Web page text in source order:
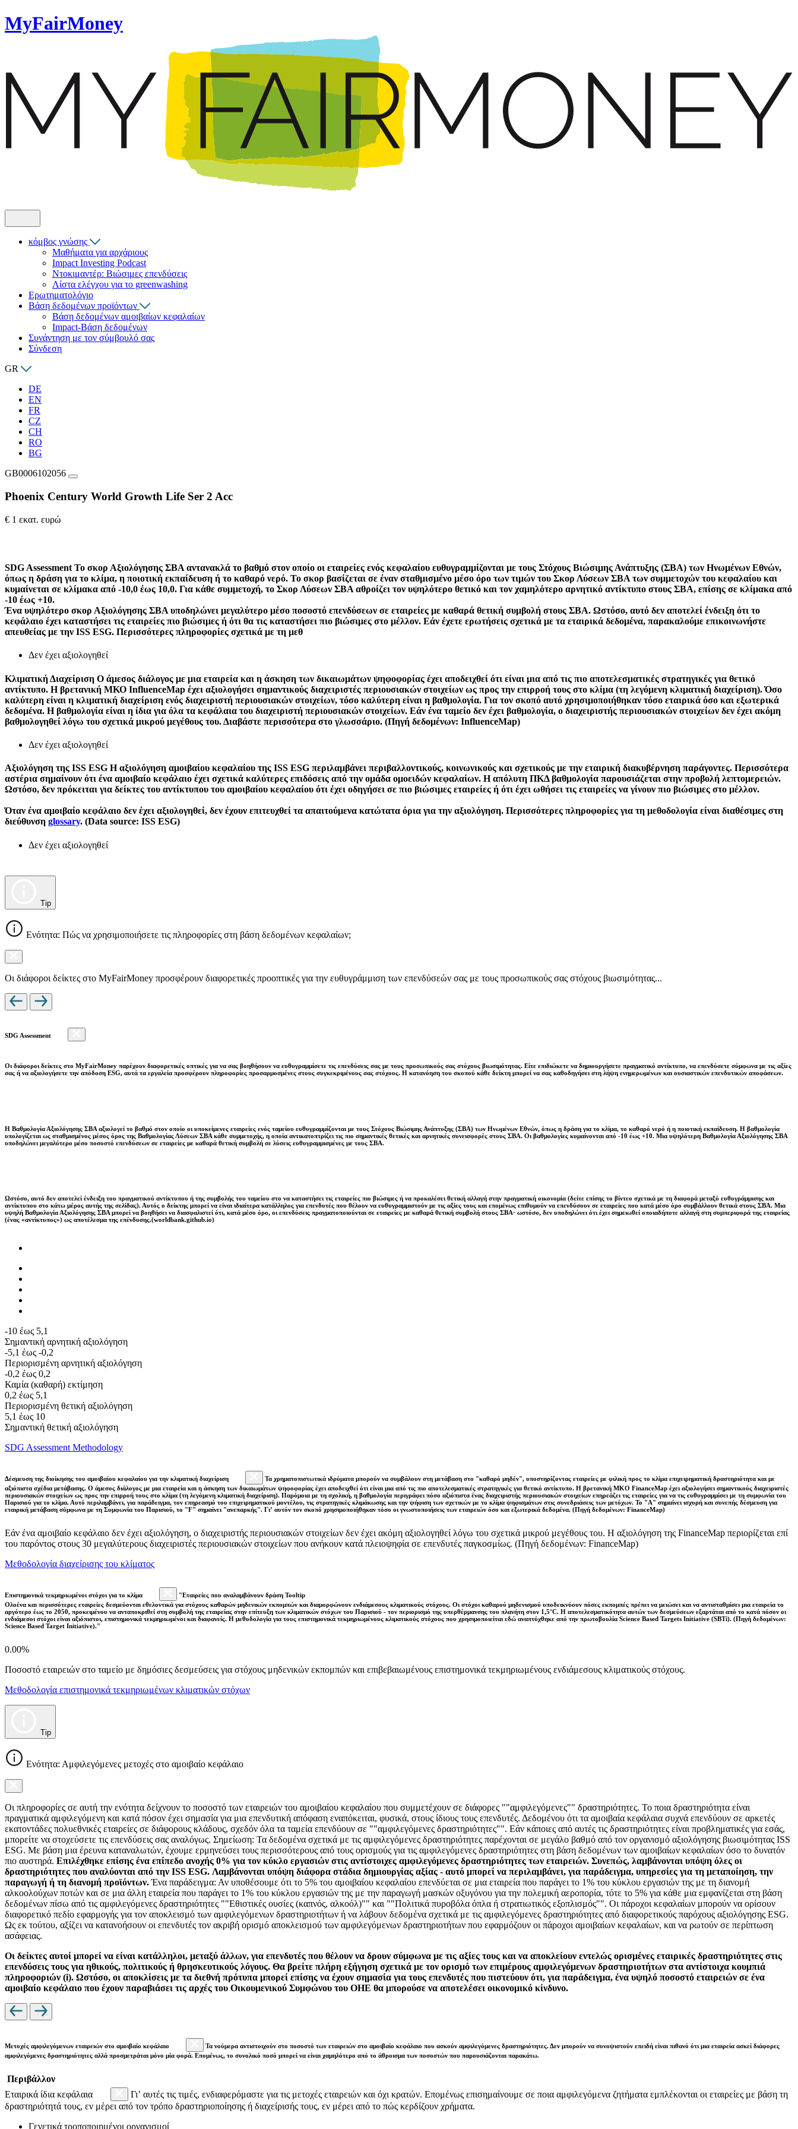
MyFairMoney
κόμβος γνώσης
Μαθήματα για αρχάριους
Impact Investing Podcast
Ντοκιμαντέρ: Βιώσιμες επενδύσεις
Λίστα ελέγχου για το greenwashing
Ερωτηματολόγιο
Βάση δεδομένων προϊόντων
Βάση δεδομένων αμοιβαίων κεφαλαίων
Impact-Βάση δεδομένων
Συνάντηση με τον σύμβουλό σας
Σύνδεση
GR
DE
EN
FR
CZ
CH
RO
BG
GB0006102056
Phoenix Century World Growth Life Ser 2 Acc
€ 1 εκατ. ευρώ
SDG Assessment Το σκορ Αξιολόγησης ΣΒΑ αντανακλά το βαθμό στον οποίο οι εταιρείες ενός κεφαλαίου ευθυγραμμίζονται με τους Στόχους Βιώσιμης Ανάπτυξης (ΣΒΑ) των Ηνωμένων Εθνών,
όπως η δράση για το κλίμα, η ποιοτική εκπαίδευση ή το καθαρό νερό. Το σκορ βασίζεται σε έναν σταθμισμένο μέσο όρο των τιμών του Σκορ Λύσεων ΣΒΑ των συμμετοχών του κεφαλαίου και
κυμαίνεται σε κλίμακα από -10,0 έως 10,0. Για κάθε συμμετοχή, το Σκορ Λύσεων ΣΒΑ αθροίζει τον υψηλότερο θετικό και τον χαμηλότερο αρνητικό αντίκτυπο στους ΣΒΑ, επίσης σε κλίμακα από
-10 έως +10.
Ένα υψηλότερο σκορ Αξιολόγησης ΣΒΑ υποδηλώνει μεγαλύτερο μέσο ποσοστό επενδύσεων σε εταιρείες με καθαρά θετική συμβολή στους ΣΒΑ. Ωστόσο, αυτό δεν αποτελεί ένδειξη ότι το
κεφάλαιο έχει καταστήσει τις εταιρείες πιο βιώσιμες ή ότι θα τις καταστήσει πιο βιώσιμες στο μέλλον. Εάν έχετε ερωτήσεις σχετικά με τα εταιρικά δεδομένα, παρακαλούμε επικοινωνήστε
απευθείας με την ISS ESG. Περισσότερες πληροφορίες σχετικά με τη μεθ
Δεν έχει αξιολογηθεί
Κλιματική Διαχείριση Ο άμεσος διάλογος με μια εταιρεία και η άσκηση των δικαιωμάτων ψηφοφορίας έχει αποδειχθεί ότι είναι μια από τις πιο αποτελεσματικές στρατηγικές για θετικό
αντίκτυπο. Η βρετανική ΜΚΟ InfluenceMap έχει αξιολογήσει σημαντικούς διαχειριστές περιουσιακών στοιχείων ως προς την επιρροή τους στο κλίμα (τη λεγόμενη κλιματική διαχείριση). Όσο
καλύτερη είναι η κλιματική διαχείριση ενός διαχειριστή περιουσιακών στοιχείων, τόσο καλύτερη είναι η βαθμολογία. Για τον σκοπό αυτό χρησιμοποιήθηκαν τόσο εταιρικά όσο και εξωτερικά
δεδομένα. Η βαθμολογία είναι η ίδια για όλα τα κεφάλαια του διαχειριστή περιουσιακών στοιχείων. Εάν ένα ταμείο δεν έχει βαθμολογία, ο διαχειριστής περιουσιακών στοιχείων δεν έχει ακόμη
βαθμολογηθεί λόγω του σχετικά μικρού μεγέθους του. Διαβάστε περισσότερα στο γλωσσάριο. (Πηγή δεδομένων: InfluenceMap)
Δεν έχει αξιολογηθεί
Αξιολόγηση της ISS ESG Η αξιολόγηση αμοιβαίου κεφαλαίου της ISS ESG περιλαμβάνει περιβαλλοντικούς, κοινωνικούς και σχετικούς με την εταιρική διακυβέρνηση παράγοντες. Περισσότερα
αστέρια σημαίνουν ότι ένα αμοιβαίο κεφάλαιο έχει σχετικά καλύτερες επιδόσεις από την ομάδα ομοειδών κεφαλαίων. Η απόλυτη ΠΚΔ βαθμολογία παρουσιάζεται στην προβολή λεπτομερειών.
Ωστόσο, δεν πρόκειται για δείκτες του αντίκτυπου του αμοιβαίου κεφαλαίου ότι έχει οδηγήσει σε πιο βιώσιμες εταιρείες ή ότι έχει ωθήσει τις εταιρείες να γίνουν πιο βιώσιμες στο μέλλον.
Όταν ένα αμοιβαίο κεφάλαιο δεν έχει αξιολογηθεί, δεν έχουν επιτευχθεί τα απαιτούμενα κατώτατα όρια για την αξιολόγηση. Περισσότερες πληροφορίες για τη μεθοδολογία είναι διαθέσιμες στη
διεύθυνση glossary. (Data source: ISS ESG)
Δεν έχει αξιολογηθεί
Tip
Ενότητα: Πώς να χρησιμοποιήσετε τις πληροφορίες στη βάση δεδομένων κεφαλαίων;
Οι διάφοροι δείκτες στο MyFairMoney προσφέρουν διαφορετικές προοπτικές για την ευθυγράμμιση των επενδύσεών σας με τους προσωπικούς σας στόχους βιωσιμότητας...
SDG Assessment
Οι διάφοροι δείκτες στο MyFairMoney παρέχουν διαφορετικές οπτικές για να σας βοηθήσουν να ευθυγραμμίσετε τις επενδύσεις σας με τους προσωπικούς σας στόχους βιωσιμότητας. Είτε επιδιώκετε να δημιουργήσετε πραγματικό αντίκτυπο, να επενδύσετε σύμφωνα με τις αξίες
σας ή να αξιολογήσετε την απόδοση ESG, αυτά τα εργαλεία προσφέρουν πληροφορίες προσαρμοσμένες στους συγκεκριμένους σας στόχους. Η κατανόηση του σκοπού κάθε δείκτη μπορεί να σας καθοδηγήσει στη λήψη ενημερωμένων και ουσιαστικών επενδυτικών αποφάσεων.
Η Βαθμολογία Αξιολόγησης ΣΒΑ αξιολογεί το βαθμό στον οποίο οι υποκείμενες εταιρείες ενός ταμείου ευθυγραμμίζονται με τους Στόχους Βιώσιμης Ανάπτυξης (ΣΒΑ) των Ηνωμένων Εθνών, όπως η δράση για το κλίμα, το καθαρό νερό ή η ποιοτική εκπαίδευση. Η βαθμολογία
υπολογίζεται ως σταθμισμένος μέσος όρος της Βαθμολογίας Λύσεων ΣΒΑ κάθε συμμετοχής, η οποία αντικατοπτρίζει τις πιο σημαντικές θετικές και αρνητικές συνεισφορές στους ΣΒΑ. Οι βαθμολογίες κυμαίνονται από -10 έως +10. Μια υψηλότερη Βαθμολογία Αξιολόγησης ΣΒΑ
υποδηλώνει μεγαλύτερο μέσο ποσοστό επενδύσεων σε εταιρείες με καθαρά θετική συμβολή σε λύσεις ευθυγραμμισμένες με τους ΣΒΑ.
Ωστόσο, αυτό δεν αποτελεί ένδειξη του πραγματικού αντίκτυπου ή της συμβολής του ταμείου στο να καταστήσει τις εταιρείες πιο βιώσιμες ή να προκαλέσει θετική αλλαγή στην πραγματική οικονομία (δείτε επίσης το βίντεο σχετικά με τη διαφορά μεταξύ ευθυγράμμισης και
αντίκτυπου στο κάτω μέρος αυτής της σελίδας). Αυτός ο δείκτης μπορεί να είναι ιδιαίτερα κατάλληλος για επενδυτές που θέλουν να ευθυγραμμιστούν με τις αξίες τους και επομένως επιθυμούν να επενδύσουν σε εταιρείες που κατά μέσο όρο συμβάλλουν θετικά στους ΣΒΑ. Μια
υψηλή Βαθμολογία Αξιολόγησης ΣΒΑ μπορεί να βοηθήσει να διασφαλιστεί ότι, κατά μέσο όρο, οι επενδύσεις πραγματοποιούνται σε εταιρείες με καθαρά θετική συμβολή στους ΣΒΑ· ωστόσο, δεν υποδηλώνει ότι έχει σημειωθεί οποιαδήποτε αλλαγή στη συμπεριφορά της εταιρείας
(ένας «αντίκτυπος») ως αποτέλεσμα της επένδυσης.(worldbank.github.io)
-10 έως 5,1
Σημαντική αρνητική αξιολόγηση
-5,1 έως -0,2
Περιορισμένη αρνητική αξιολόγηση
-0,2 έως 0,2
Καμία (καθαρή) εκτίμηση
0,2 έως 5,1
Περιορισμένη θετική αξιολόγηση
5,1 έως 10
Σημαντική θετική αξιολόγηση
SDG Assessment Methodology
Δέσμευση της διοίκησης του αμοιβαίου κεφαλαίου για την κλιματική διαχείριση
Τα χρηματοπιστωτικά ιδρύματα μπορούν να συμβάλουν στη μετάβαση στο "καθαρό μηδέν", υποστηρίζοντας εταιρείες με φιλική προς το κλίμα επιχειρηματική δραστηριότητα και με
αξιόπιστα σχέδια μετάβασης. Ο άμεσος διάλογος με μια εταιρεία και η άσκηση των δικαιωμάτων ψηφοφορίας έχει αποδειχθεί ότι είναι μια από τις πιο αποτελεσματικές στρατηγικές για θετικό αντίκτυπο. Η βρετανική ΜΚΟ FinanceMap έχει αξιολογήσει σημαντικούς διαχειριστές
περιουσιακών στοιχείων ως προς την επιρροή τους στο κλίμα (τη λεγόμενη κλιματική διαχείριση). Παρόμοια με τη σχολική, η βαθμολογία περιγράφει πόσο αξιόπιστα ένας διαχειριστής περιουσιακών στοιχείων επηρεάζει τις εταιρείες για να τις ευθυγραμμίσει με τη συμφωνία του
Παρισιού για το κλίμα. Αυτό περιλαμβάνει, για παράδειγμα, τον επηρεασμό του επιχειρηματικού μοντέλου, τις στρατηγικές κλιμάκωσης και την ψήφιση των σχετικών με το κλίμα ψηφισμάτων στις συνεδριάσεις των μετόχων. Το "Α" σημαίνει ισχυρή και συνεπής δέσμευση για
εταιρική μετάβαση σύμφωνα με τη Συμφωνία του Παρισιού, το "F" σημαίνει "ανεπαρκής". Γι’ αυτόν τον σκοπό χρησιμοποιήθηκαν τόσο οι γνωστοποιήσεις των εταιρειών όσο και εξωτερικά δεδομένα. (Πηγή δεδομένων: FinanceMap)
Εάν ένα αμοιβαίο κεφάλαιο δεν έχει αξιολόγηση, ο διαχειριστής περιουσιακών στοιχείων δεν έχει ακόμη αξιολογηθεί λόγω του σχετικά μικρού μεγέθους του. Η αξιολόγηση της FinanceMap περιορίζεται επί
του παρόντος στους 30 μεγαλύτερους διαχειριστές περιουσιακών στοιχείων που ανήκουν κατά πλειοψηφία σε επενδυτές παγκοσμίως. (Πηγή δεδομένων: FinanceMap)
Μεθοδολογία διαχείρισης του κλίματος
Επιστημονικά τεκμηριωμένοι στόχοι για το κλίμα
"Εταιρείες που αναλαμβάνουν δράση Tooltip
Ολοένα και περισσότερες εταιρείες δεσμεύονται εθελοντικά για στόχους καθαρών μηδενικών εκπομπών και διαμορφώνουν ενδιάμεσους κλιματικούς στόχους. Οι στόχοι καθαρού μηδενισμού υποδεικνύουν πόσες εκπομπές πρέπει να μειώσει και να αντισταθμίσει μια εταιρεία το
αργότερο έως το 2050, προκειμένου να ανταποκριθεί στη συμβολή της εταιρείας στην επίτευξη των κλιματικών στόχων του Παρισιού - τον περιορισμό της υπερθέρμανσης του πλανήτη στον 1,5°C. Η αποτελεσματικότητα αυτών των δεσμεύσεων εξαρτάται από το κατά πόσον οι
ενδιάμεσοι στόχοι είναι αξιόπιστοι, επιστημονικά τεκμηριωμένοι και διαφανείς. Η μεθοδολογία για τους επιστημονικά τεκμηριωμένους κλιματικούς στόχους που χρησιμοποιείται εδώ αναπτύχθηκε από την πρωτοβουλία Science Based Targets Initiative (SBTi). (Πηγή δεδομένων:
Science Based Target Initiative)."
0.00%
Ποσοστό εταιρειών στο ταμείο με δημόσιες δεσμεύσεις για στόχους μηδενικών εκπομπών και επιβεβαιωμένους επιστημονικά τεκμηριωμένους ενδιάμεσους κλιματικούς στόχους.
Μεθοδολογία επιστημονικά τεκμηριωμένων κλιματικών στόχων
Tip
Ενότητα: Αμφιλεγόμενες μετοχές στο αμοιβαίο κεφάλαιο
Οι πληροφορίες σε αυτή την ενότητα δείχνουν το ποσοστό των εταιρειών του αμοιβαίου κεφαλαίου που συμμετέχουν σε διάφορες ""αμφιλεγόμενες"" δραστηριότητες. Το ποια δραστηριότητα είναι
πραγματικά αμφιλεγόμενη και κατά πόσον έχει σημασία για μια επενδυτική απόφαση εναπόκειται, φυσικά, στους ίδιους τους επενδυτές. Δεδομένου ότι τα αμοιβαία κεφάλαια συχνά επενδύουν σε αρκετές
εκατοντάδες πολυεθνικές εταιρείες σε διάφορους κλάδους, σχεδόν όλα τα ταμεία επενδύουν σε ""αμφιλεγόμενες δραστηριότητες"". Εάν κάποιες από αυτές τις δραστηριότητες είναι προβληματικές για εσάς,
μπορείτε να στοχεύσετε τις επενδύσεις σας αναλόγως. Σημείωση: Τα δεδομένα σχετικά με τις αμφιλεγόμενες δραστηριότητες παρέχονται σε μεγάλο βαθμό από τον οργανισμό αξιολόγησης βιωσιμότητας ISS
ESG. Με βάση μια έρευνα καταναλωτών, έχουμε ερμηνεύσει τους περισσότερους από τους ορισμούς για τις αμφιλεγόμενες δραστηριότητες στη βάση δεδομένων των αμοιβαίων κεφαλαίων όσο το δυνατόν
πιο αυστηρά. Επιλέχθηκε επίσης ένα επίπεδο ανοχής 0% για τον κύκλο εργασιών στις αντίστοιχες αμφιλεγόμενες δραστηριότητες των εταιρειών. Συνεπώς, λαμβάνονται υπόψη όλες οι
δραστηριότητες που αναλύονται από την ISS ESG. Λαμβάνονται υπόψη διάφορα στάδια δημιουργίας αξίας - αυτό μπορεί να περιλαμβάνει, για παράδειγμα, υπηρεσίες για τη μεταποίηση, την
παραγωγή ή τη διανομή προϊόντων.Ένα παράδειγμα: Αν υποθέσουμε ότι το 5% του αμοιβαίου κεφαλαίου επενδύεται σε μια εταιρεία που παράγει το 1% του κύκλου εργασιών της με τη διανομή
αλκοολούχων ποτών και σε μια άλλη εταιρεία που παράγει το 1% του κύκλου εργασιών της με την παραγωγή μασκών οξυγόνου για την πολεμική αεροπορία, τότε το 5% για κάθε μια εμφανίζεται στη βάση
δεδομένων πίσω από τις αμφιλεγόμενες δραστηριότητες ""Εθιστικές ουσίες (καπνός, αλκοόλ)"" και ""Πολιτικά πυροβόλα όπλα ή στρατιωτικός εξοπλισμός"". Οι πάροχοι κεφαλαίων μπορούν να ορίσουν
διαφορετικό πεδίο εφαρμογής για τον αποκλεισμό των αμφιλεγόμενων δραστηριοτήτων ή να λάβουν δεδομένα σχετικά με τις αμφιλεγόμενες δραστηριότητες από διαφορετικούς παρόχους αξιολόγησης ESG.
Ως εκ τούτου, αξίζει να κατανοήσουν οι επενδυτές τον ακριβή ορισμό αποκλεισμού των αμφιλεγόμενων δραστηριοτήτων που εφαρμόζουν οι πάροχοι αμοιβαίων κεφαλαίων, και να ρωτούν σε περίπτωση
ασάφειας.
Οι δείκτες αυτοί μπορεί να είναι κατάλληλοι, μεταξύ άλλων, για επενδυτές που θέλουν να δρουν σύμφωνα με τις αξίες τους και να αποκλείουν εντελώς ορισμένες εταιρικές δραστηριότητες στις
επενδύσεις τους για ηθικούς, πολιτικούς ή θρησκευτικούς λόγους. Θα βρείτε πλήρη εξήγηση σχετικά με τον ορισμό των επιμέρους αμφιλεγόμενων δραστηριοτήτων στα αντίστοιχα κουμπιά
πληροφοριών (i). Ωστόσο, οι αποκλίσεις με τα διεθνή πρότυπα μπορεί επίσης να έχουν σημασία για τους επενδυτές που πιστεύουν ότι, για παράδειγμα, ένα υψηλό ποσοστό εταιρειών σε ένα
αμοιβαίο κεφάλαιο που έχουν παραβιάσει τις αρχές του Οικουμενικού Συμφώνου του ΟΗΕ θα μπορούσε να αποτελέσει οικονομικό κίνδυνο.
Μετοχές αμφιλεγόμενων εταιρειών στο αμοιβαίο κεφάλαιο
Τα νούμερα αντιστοιχούν στο ποσοστό των εταιρειών στο αμοιβαίο κεφάλαιο που ασκούν αμφιλεγόμενες δραστηριότητες. Δεν μπορούν να συνοψιστούν επειδή είναι πιθανό ότι μια εταιρεία ασκεί διάφορες
αμφιλεγόμενες δραστηριότητες αλλά προσμετράται μόνο μία φορά. Επομένως, το συνολικό ποσό μπορεί να είναι χαμηλότερο από το άθροισμα των ποσοστών που παρουσιάζονται παρακάτω.
Περιβάλλον
Εταιρικά ίδια κεφάλαια
Γι’ αυτές τις τιμές, ενδιαφερόμαστε για τις μετοχές εταιρειών και όχι κρατών. Επομένως επισημαίνουμε σε ποια αμφιλεγόμενα ζητήματα εμπλέκονται οι εταιρείες με βάση τη
δραστηριότητά τους, εν μέρει από τον τρόπο δραστηριοποίησης ή διαχείρισής τους, εν μέρει από το πώς κερδίζουν χρήματα.
Γενετικά τροποποιημένοι οργανισμοί